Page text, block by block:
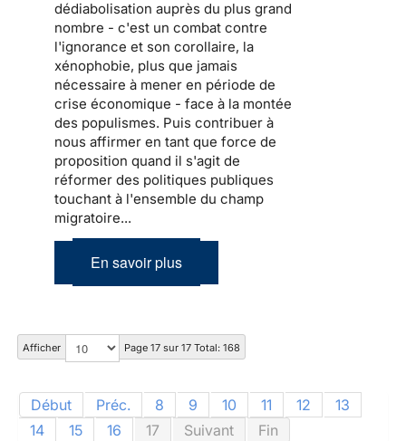
dédiabolisation auprès du plus grand
nombre - c'est un combat contre
l'ignorance et son corollaire, la
xénophobie, plus que jamais
nécessaire à mener en période de
crise économique - face à la montée
des populismes. Puis contribuer à
nous affirmer en tant que force de
proposition quand il s'agit de
réformer des politiques publiques
touchant à l'ensemble du champ
migratoire...
En savoir plus
Afficher Page 17 sur 17 Total: 168
Début Préc. 8 9 10 11 12
13
14
15 16 17 Suivant Fin